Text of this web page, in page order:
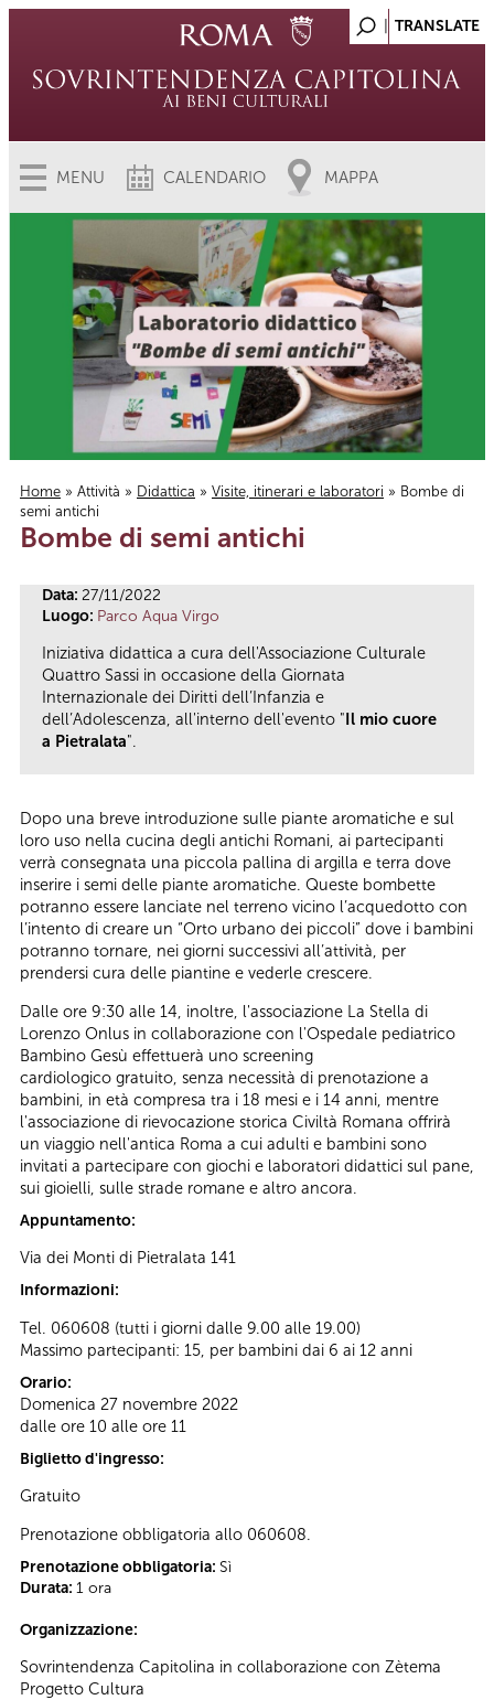
MENU CALENDARIO MAPPA
Tu sei qui
Home » Attività » Didattica » Visite, itinerari e laboratori » Bombe di
semi antichi
Bombe di semi antichi
Data: 27/11/2022
Luogo: Parco Aqua Virgo
Iniziativa didattica a cura dell'Associazione Culturale
Quattro Sassi in occasione della Giornata
Internazionale dei Diritti dell’Infanzia e
dell’Adolescenza, all'interno dell'evento "Il mio cuore
a Pietralata".
Dopo una breve introduzione sulle piante aromatiche e sul
loro uso nella cucina degli antichi Romani, ai partecipanti
verrà consegnata una piccola pallina di argilla e terra dove
inserire i semi delle piante aromatiche. Queste bombette
potranno essere lanciate nel terreno vicino l’acquedotto con
l’intento di creare un “Orto urbano dei piccoli” dove i bambini
potranno tornare, nei giorni successivi all’attività, per
prendersi cura delle piantine e vederle crescere.
Dalle ore 9:30 alle 14, inoltre, l'associazione La Stella di
Lorenzo Onlus in collaborazione con l'Ospedale pediatrico
Bambino Gesù effettuerà uno screening
cardiologico gratuito, senza necessità di prenotazione a
bambini, in età compresa tra i 18 mesi e i 14 anni, mentre
l'associazione di rievocazione storica Civiltà Romana offrirà
un viaggio nell'antica Roma a cui adulti e bambini sono
invitati a partecipare con giochi e laboratori didattici sul pane,
sui gioielli, sulle strade romane e altro ancora.
Appuntamento:
Via dei Monti di Pietralata 141
Informazioni:
Tel. 060608 (tutti i giorni dalle 9.00 alle 19.00)
Massimo partecipanti: 15, per bambini dai 6 ai 12 anni
Orario:
Domenica 27 novembre 2022
dalle ore 10 alle ore 11
Biglietto d'ingresso:
Gratuito
Prenotazione obbligatoria allo 060608.
Prenotazione obbligatoria: Sì
Durata: 1 ora
Organizzazione:
Sovrintendenza Capitolina in collaborazione con Zètema
Progetto Cultura